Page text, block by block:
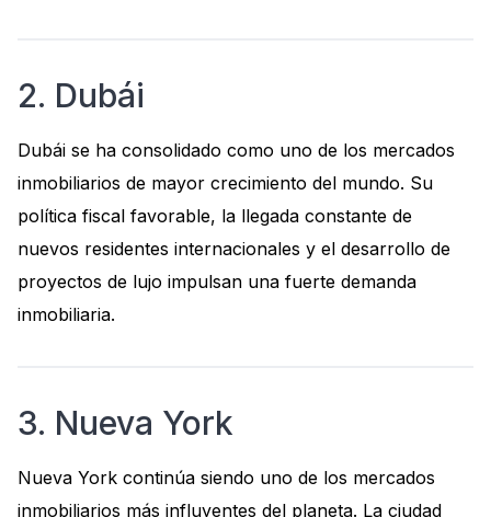
2. Dubái
Dubái se ha consolidado como uno de los mercados
inmobiliarios de mayor crecimiento del mundo. Su
política fiscal favorable, la llegada constante de
nuevos residentes internacionales y el desarrollo de
proyectos de lujo impulsan una fuerte demanda
inmobiliaria.
3. Nueva York
Nueva York continúa siendo uno de los mercados
inmobiliarios más influyentes del planeta. La ciudad